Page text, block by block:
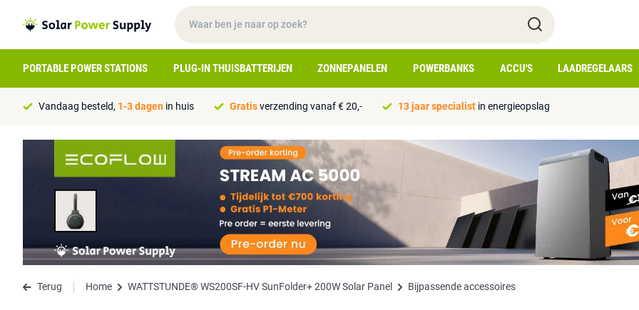
PORTABLE POWER STATIONS PLUG-IN THUISBATTERIJEN ZONNEPANELEN POWERBANKS ACCU'S LAADREGELAARS
Vandaag besteld, 1-3 dagen in huis Gratisverzending vanaf € 20,- 13 jaar specialist in energieopslag
Terug Home WATTSTUNDE® WS200SF-HV SunFolder+ 200W Solar Panel Bijpassende accessoires